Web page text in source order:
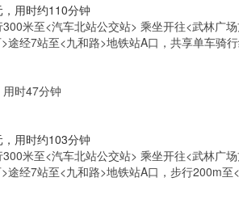
，用时约110分钟
米至<汽车北站公交站> 乘坐开往<武林广
途经7站至<九和路>地铁站A口，共享单车骑行
用时47分钟
，用时约103分钟
米至<汽车北站公交站> 乘坐开往<武林广
途经7站至<九和路>地铁站A口，步行200m